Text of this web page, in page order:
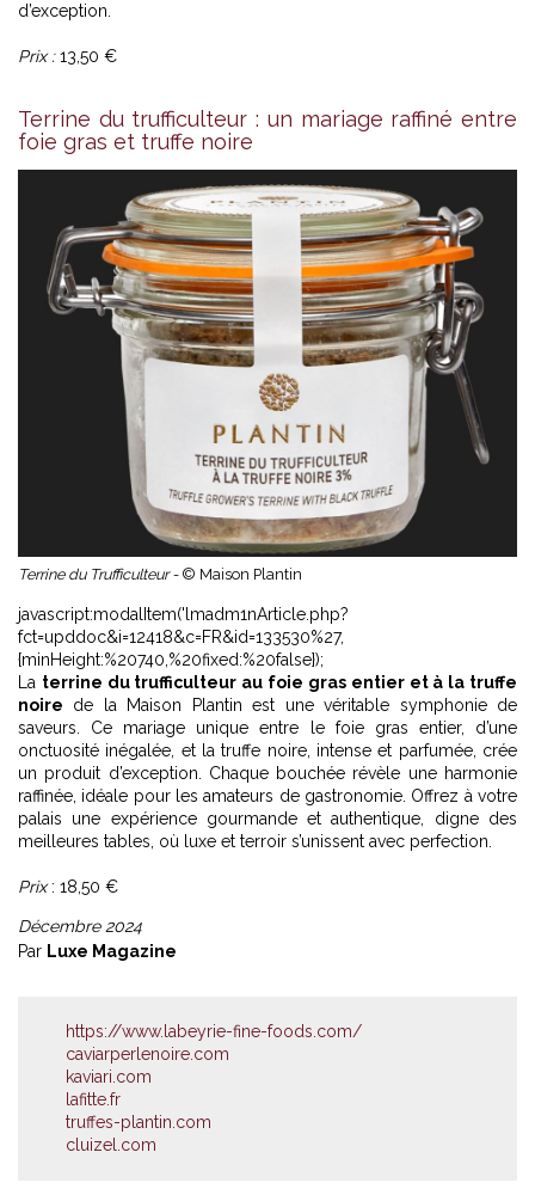
d’exception.
Prix :13,50 €
Terrine du trufficulteur : un mariage raffiné entre
foie gras et truffe noire
Terrine du Trufficulteur - © Maison Plantin
javascript:modalItem('lmadm1nArticle.php?
fct=upddoc&i=12418&c=FR&id=133530%27,
{minHeight:%20740,%20fixed:%20false});
La terrine du trufficulteur au foie gras entier et à la truffe
noire de la Maison Plantin est une véritable symphonie de
saveurs. Ce mariage unique entre le foie gras entier, d’une
onctuosité inégalée, et la truffe noire, intense et parfumée, crée
un produit d’exception. Chaque bouchée révèle une harmonie
raffinée, idéale pour les amateurs de gastronomie. Offrez à votre
palais une expérience gourmande et authentique, digne des
meilleures tables, où luxe et terroir s’unissent avec perfection.
Prix: 18,50 €
Décembre 2024
Par Luxe Magazine
https://www.labeyrie-fine-foods.com/
caviarperlenoire.com
kaviari.com
lafitte.fr
truffes-plantin.com
cluizel.com